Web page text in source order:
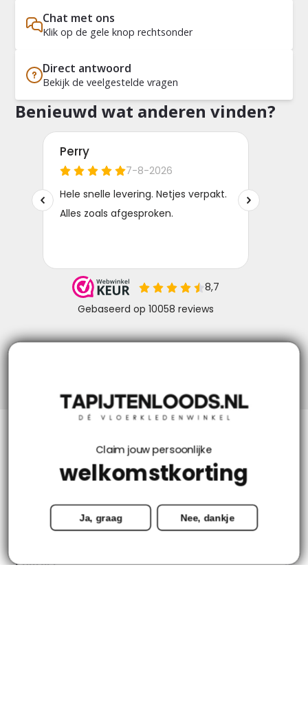
Chat met ons
Klik op de gele knop rechtsonder
Direct antwoord
Bekijk de veelgestelde vragen
Benieuwd wat anderen vinden?
Mijn account
Categorieën
Contact
Claim jouw persoonlijke
welkomstkorting
Ja, graag Nee, dankje